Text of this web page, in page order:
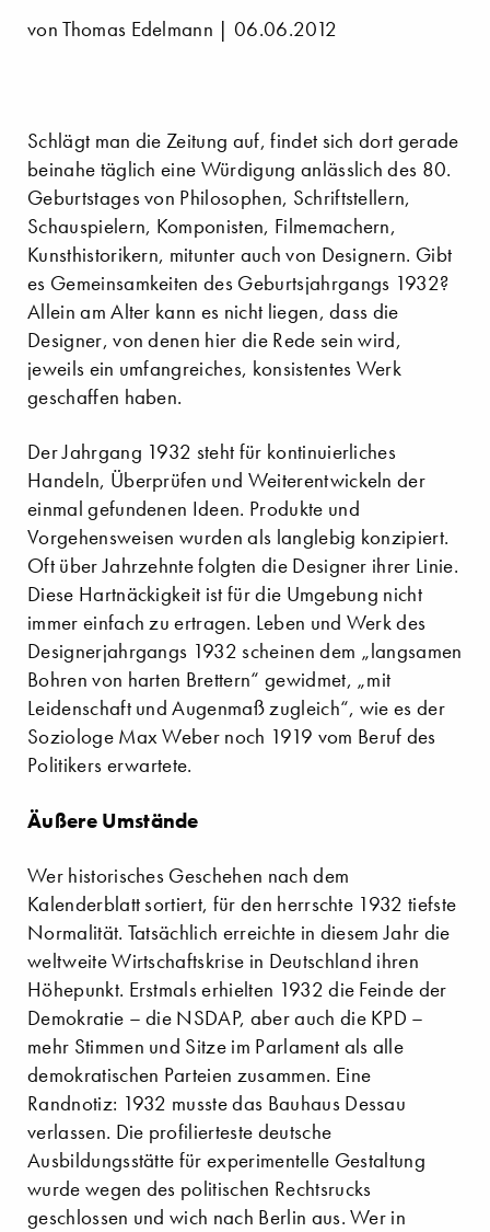
von Thomas Edelmann | 06.06.2012
Schlägt man die Zeitung auf, findet sich dort gerade
beinahe täglich eine Würdigung anlässlich des 80.
Geburtstages von Philosophen, Schriftstellern,
Schauspielern, Komponisten, Filmemachern,
Kunsthistorikern, mitunter auch von Designern. Gibt
es Gemeinsamkeiten des Geburtsjahrgangs 1932?
Allein am Alter kann es nicht liegen, dass die
Designer, von denen hier die Rede sein wird,
jeweils ein umfangreiches, konsistentes Werk
geschaffen haben.
Der Jahrgang 1932 steht für kontinuierliches
Handeln, Überprüfen und Weiterentwickeln der
einmal gefundenen Ideen. Produkte und
Vorgehensweisen wurden als langlebig konzipiert.
Oft über Jahrzehnte folgten die Designer ihrer Linie.
Diese Hartnäckigkeit ist für die Umgebung nicht
immer einfach zu ertragen. Leben und Werk des
Designerjahrgangs 1932 scheinen dem „langsamen
Bohren von harten Brettern“ gewidmet, „mit
Leidenschaft und Augenmaß zugleich“, wie es der
Soziologe Max Weber noch 1919 vom Beruf des
Politikers erwartete.
Äußere Umstände
Wer historisches Geschehen nach dem
Kalenderblatt sortiert, für den herrschte 1932 tiefste
Normalität. Tatsächlich erreichte in diesem Jahr die
weltweite Wirtschaftskrise in Deutschland ihren
Höhepunkt. Erstmals erhielten 1932 die Feinde der
Demokratie – die NSDAP, aber auch die KPD –
mehr Stimmen und Sitze im Parlament als alle
demokratischen Parteien zusammen. Eine
Randnotiz: 1932 musste das Bauhaus Dessau
verlassen. Die profilierteste deutsche
Ausbildungsstätte für experimentelle Gestaltung
wurde wegen des politischen Rechtsrucks
geschlossen und wich nach Berlin aus. Wer in